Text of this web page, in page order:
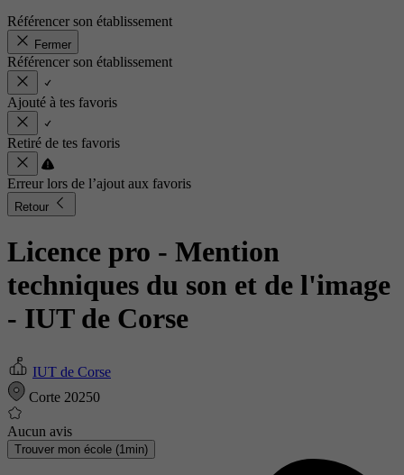
Référencer son établissement
Fermer
Référencer son établissement
Ajouté à tes favoris
Retiré de tes favoris
Erreur lors de l’ajout aux favoris
Retour
Licence pro - Mention
techniques du son et de l'image
- IUT de Corse
IUT de Corse
Corte 20250
Aucun avis
Trouver mon école (1min)